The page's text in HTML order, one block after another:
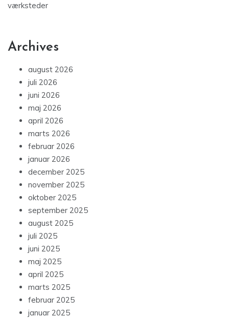
værksteder
Archives
august 2026
juli 2026
juni 2026
maj 2026
april 2026
marts 2026
februar 2026
januar 2026
december 2025
november 2025
oktober 2025
september 2025
august 2025
juli 2025
juni 2025
maj 2025
april 2025
marts 2025
februar 2025
januar 2025